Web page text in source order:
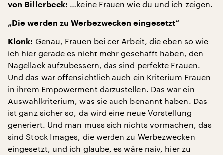
von Billerbeck: …keine Frauen wie du und ich zeigen.
„Die werden zu Werbezwecken eingesetzt“
Klonk: Genau, Frauen bei der Arbeit, die eben so wie
ich hier gerade es nicht mehr geschafft haben, den
Nagellack aufzubessern, das sind perfekte Frauen.
Und das war offensichtlich auch ein Kriterium Frauen
in ihrem Empowerment darzustellen. Das war ein
Auswahlkriterium, was sie auch benannt haben. Das
ist ganz sicher so, da wird eine neue Vorstellung
generiert. Und man muss sich nichts vormachen, das
sind Stock Images, die werden zu Werbezwecken
eingesetzt, und ich glaube, es wäre naiv, hier zu